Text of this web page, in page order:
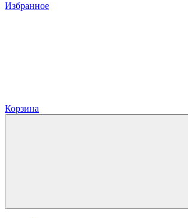
Избранное
Корзина